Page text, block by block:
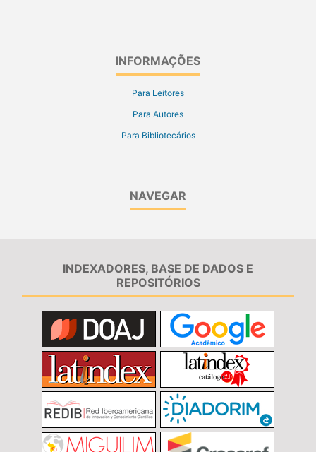
INFORMAÇÕES
Para Leitores
Para Autores
Para Bibliotecários
NAVEGAR
INDEXADORES, BASE DE DADOS E
REPOSITÓRIOS